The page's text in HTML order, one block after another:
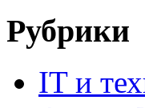
Рубрики
IT и